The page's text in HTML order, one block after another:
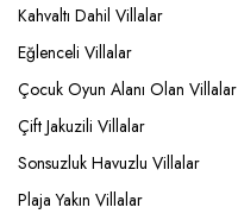
Kahvaltı Dahil Villalar
Eğlenceli Villalar
Çocuk Oyun Alanı Olan Villalar
Çift Jakuzili Villalar
Sonsuzluk Havuzlu Villalar
Plaja Yakın Villalar